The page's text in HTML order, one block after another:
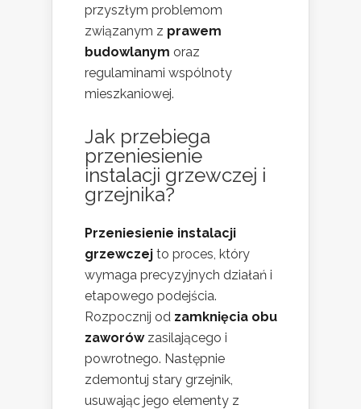
przyszłym problemom
związanym z prawem
budowlanym oraz
regulaminami wspólnoty
mieszkaniowej.
Jak przebiega
przeniesienie
instalacji grzewczej i
grzejnika?
Przeniesienie instalacji
grzewczej to proces, który
wymaga precyzyjnych działań i
etapowego podejścia.
Rozpocznij od zamknięcia obu
zaworówzasilającego i
powrotnego. Następnie
zdemontuj stary grzejnik,
usuwając jego elementy z